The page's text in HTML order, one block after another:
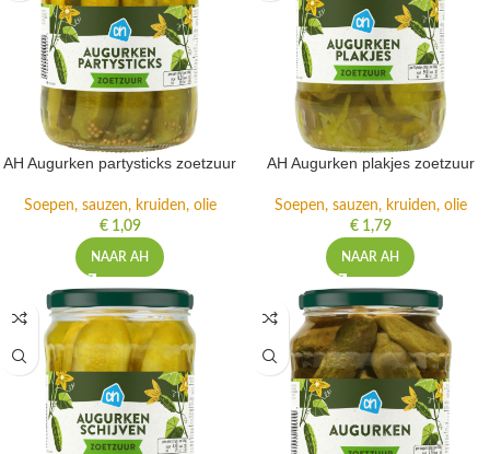
AH Augurken partysticks zoetzuur
Soepen, sauzen, kruiden, olie
€1,09
NAAR AH
AH Augurken plakjes zoetzuur
Soepen, sauzen, kruiden, olie
€1,79
NAAR AH